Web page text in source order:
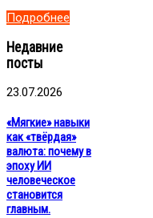
Подробнее
Недавние
посты
23.07.2026
«Мягкие» навыки
как «твёрдая»
валюта: почему в
эпоху ИИ
человеческое
становится
главным.